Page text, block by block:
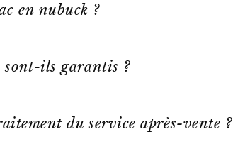
en nubuck ?
sont-ils garantis ?
du service après-vente ?